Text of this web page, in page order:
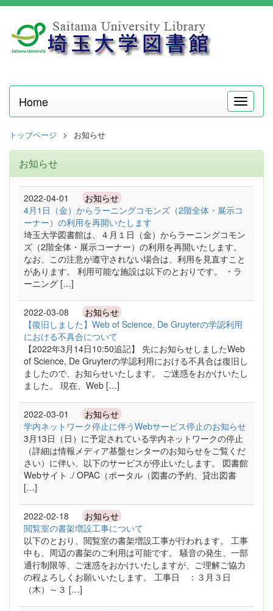
メ
ニ
Home
トップページ お知らせ
お知らせ
2022-04-01 お知らせ
4月1日（金）からラーニングコモンズ（2階全体・展示コ
ーナー）の利用を再開いたします
埼玉大学図書館は、４月１日（金）からラーニングコモン
ズ（2階全体・展示コーナー）の利用を再開いたします。
なお、この注意が遵守されない場合は、利用を見直すこと
があります。 利用可能な施設は以下のとおりです。 ・ラ
ーニング […]
2022-03-08 お知らせ
【復旧しました】Web of Science, De Gruyterの学認利用
における不具合について
【2022年3月14日10:50追記】 先にお知らせしましたWeb
of Science, De Gruyterの学認利用における不具合は復旧し
ましたので、お知らせいたします。 ご迷惑をおかけいたし
ました。 現在、Web […]
2022-03-01 お知らせ
学内ネットワーク停止に伴うWebサービス停止のお知らせ
3月13日（日）に予定されている学内ネットワークの停止
（詳細は情報メディア基盤センターのお知らせをご覧くだ
さい）に伴い、以下のサービスが停止いたします。 図書館
Webサイト ./ OPAC（ポータル（図書の予約、貸出図書
[…]
2022-02-18 お知らせ
閲覧室の書架増設工事について
以下のとおり、閲覧室の書架増設工事が行われます。 工事
中も、周辺の書架のご利用は可能です。 騒音の発生、一部
通行制限等、ご迷惑をおかけいたしますが、ご理解ご協力
の程よろしくお願いいたします。 工事日 ：３月３日
（木）～３ […]